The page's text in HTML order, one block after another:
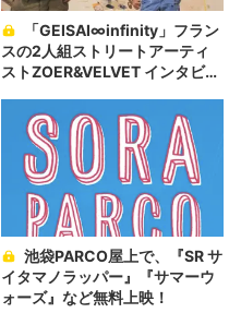
スの2人組ストリートアーティ
ストZOER&VELVET インタビュ
イタマノラッパー』『サマーウ
ォーズ』など無料上映！